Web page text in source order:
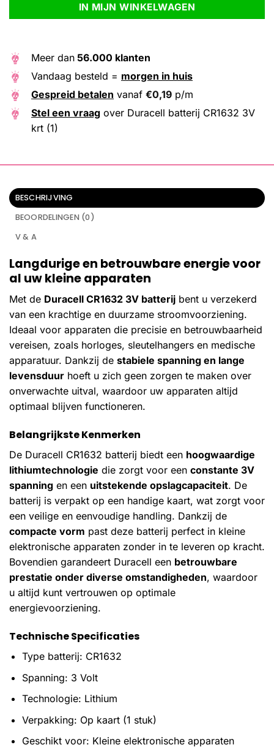
IN MIJN WINKELWAGEN
Meer dan 56.000 klanten
Vandaag besteld = morgen in huis
Gespreid betalen vanaf €0,19 p/m
Stel een vraag over Duracell batterij CR1632 3V
krt (1)
BESCHRIJVING
BEOORDELINGEN (0)
V & A
Langdurige en betrouwbare energie voor
al uw kleine apparaten
Met de Duracell CR1632 3V batterij bent u verzekerd
van een krachtige en duurzame stroomvoorziening.
Ideaal voor apparaten die precisie en betrouwbaarheid
vereisen, zoals horloges, sleutelhangers en medische
apparatuur. Dankzij de stabiele spanning en lange
levensduur hoeft u zich geen zorgen te maken over
onverwachte uitval, waardoor uw apparaten altijd
optimaal blijven functioneren.
Belangrijkste Kenmerken
De Duracell CR1632 batterij biedt een hoogwaardige
lithiumtechnologie die zorgt voor een constante 3V
spanning en een uitstekende opslagcapaciteit. De
batterij is verpakt op een handige kaart, wat zorgt voor
een veilige en eenvoudige handling. Dankzij de
compacte vorm past deze batterij perfect in kleine
elektronische apparaten zonder in te leveren op kracht.
Bovendien garandeert Duracell een betrouwbare
prestatie onder diverse omstandigheden, waardoor
u altijd kunt vertrouwen op optimale
energievoorziening.
Technische Specificaties
Type batterij: CR1632
Spanning: 3 Volt
Technologie: Lithium
Verpakking: Op kaart (1 stuk)
Geschikt voor: Kleine elektronische apparaten